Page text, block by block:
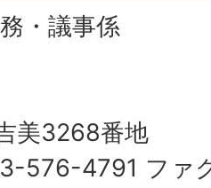
・議事係
美3268番地
576-4791 ファ